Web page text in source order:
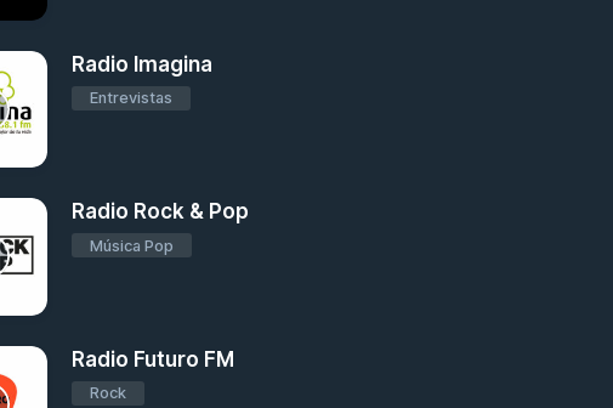
Radio Imagina
Entrevistas
Radio Rock & Pop
Música Pop
Radio Futuro FM
Rock